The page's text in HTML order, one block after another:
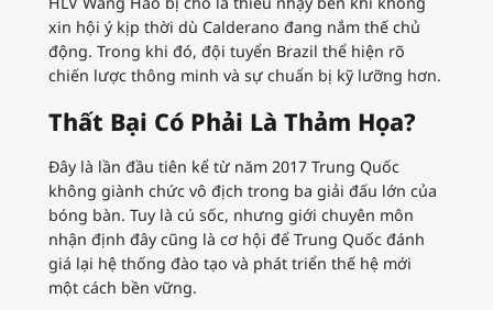
xin hội ý kịp thời dù Calderano đang nắm thế chủ
động. Trong khi đó, đội tuyển Brazil thể hiện rõ
chiến lược thông minh và sự chuẩn bị kỹ lưỡng hơn.
Thất Bại Có Phải Là Thảm Họa?
Đây là lần đầu tiên kể từ năm 2017 Trung Quốc
không giành chức vô địch trong ba giải đấu lớn của
bóng bàn. Tuy là cú sốc, nhưng giới chuyên môn
nhận định đây cũng là cơ hội để Trung Quốc đánh
giá lại hệ thống đào tạo và phát triển thế hệ mới
một cách bền vững.